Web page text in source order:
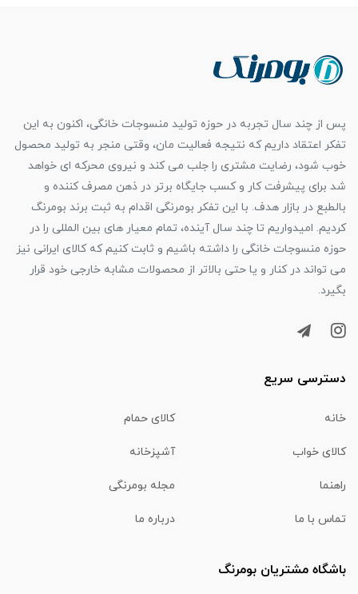
پس از چند سال تجربه در حوزه تولید منسوجات خانگی، اکنون به این
تفکر اعتقاد داریم که نتیجه فعالیت مان، وقتی منجر به تولید محصول
خوب شود، رضایت مشتری را جلب می کند و نیروی محرکه ای خواهد
شد برای پیشرفت کار و کسب جایگاه برتر در ذهن مصرف کننده و
بالطبع در بازار هدف. با این تفکر بومرنگی اقدام به ثبت برند بومرنگ
کردیم. امیدواریم تا چند سال آینده، تمام معیار های بین المللی را در
حوزه منسوجات خانگی را داشته باشیم و ثابت کنیم که کالای ایرانی نیز
می تواند در کنار و یا حتی بالاتر از محصولات مشابه خارجی خود قرار
بگیرد.
دسترسی سریع
خانه کالای حمام
کالای خواب آشپزخانه
راهنما مجله بومرنگی
تماس با ما درباره ما
باشگاه مشتریان بومرنگ